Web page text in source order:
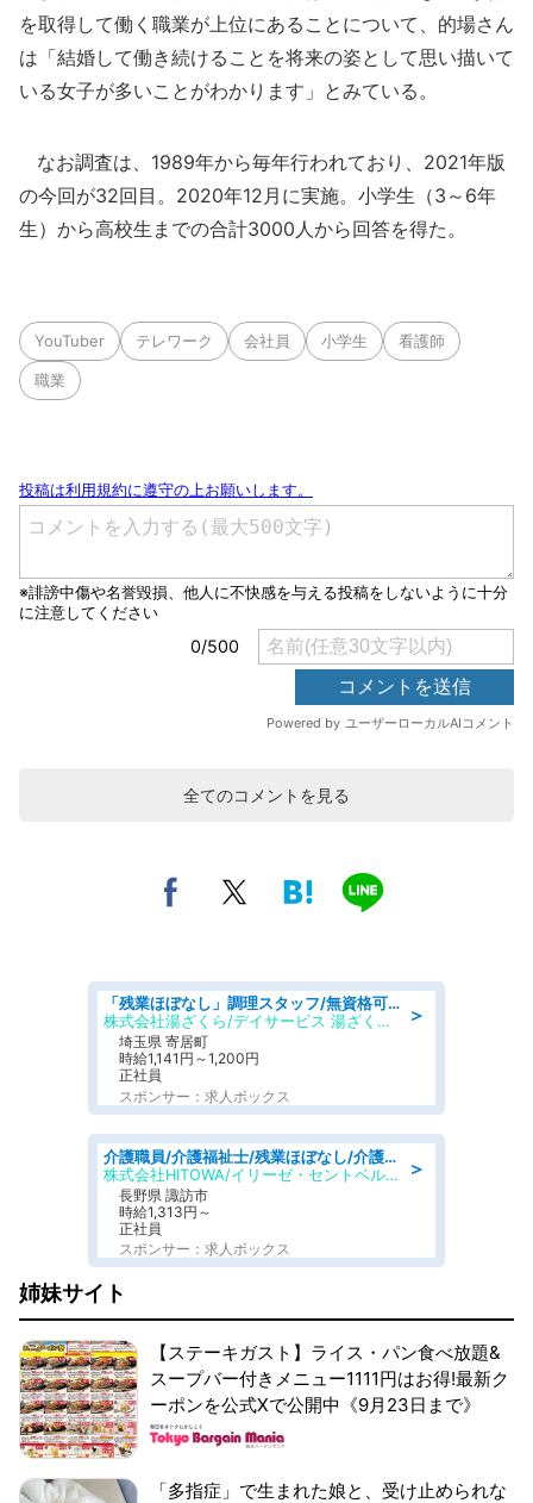
を取得して働く職業が上位にあることについて、的場さん
は「結婚して働き続けることを将来の姿として思い描いて
いる女子が多いことがわかります」とみている。
なお調査は、1989年から毎年行われており、2021年版
の今回が32回目。2020年12月に実施。小学生（3～6年
生）から高校生までの合計3000人から回答を得た。
YouTuber テレワーク 会社員 小学生 看護師
職業
全てのコメントを見る
＞
「残業ほぼなし」調理スタッフ/無資格可/正職員/日勤のみ/デイサービス/社会保障完備
株式会社湯ざくら/デイサービス 湯ざくらケアリゾート
埼玉県 寄居町
時給1,141円～1,200円
正社員
スポンサー：求人ボックス
＞
介護職員/介護福祉士/残業ほぼなし/介護付き有料老人ホームの介護職/シフト相談可
株式会社HITOWA/イリーゼ・セントベル諏訪湖
長野県 諏訪市
時給1,313円～
正社員
スポンサー：求人ボックス
姉妹サイト
【ステーキガスト】ライス・パン食べ放題&
スープバー付きメニュー1111円はお得!最新ク
ーポンを公式Xで公開中《9月23日まで》
「多指症」で生まれた娘と、受け止められな